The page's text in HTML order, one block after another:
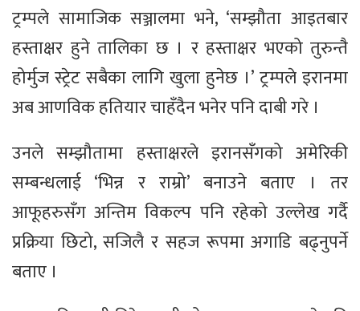
ट्रम्पले सामाजिक सञ्जालमा भने, ‘सम्झौता आइतबार
हस्ताक्षर हुने तालिका छ । र हस्ताक्षर भएको तुरुन्तै
होर्मुज स्ट्रेट सबैका लागि खुला हुनेछ ।’ ट्रम्पले इरानमा
अब आणविक हतियार चाहँदैन भनेर पनि दाबी गरे ।
उनले सम्झौतामा हस्ताक्षरले इरानसँगको अमेरिकी
सम्बन्धलाई ‘भिन्न र राम्रो’ बनाउने बताए । तर
आफूहरुसँग अन्तिम विकल्प पनि रहेको उल्लेख गर्दै
प्रक्रिया छिटो, सजिलै र सहज रूपमा अगाडि बढ्नुपर्ने
बताए ।